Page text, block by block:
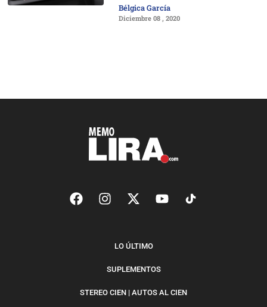
Bélgica García
Diciembre 08 , 2020
LO ÚLTIMO
SUPLEMENTOS
STEREO CIEN | AUTOS AL CIEN